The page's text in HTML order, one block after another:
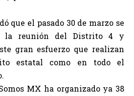
que el pasado 30 de marzo se
la reunión del Distrito 4 y
gran esfuerzo que realizan
estatal como en todo el
MX ha organizado ya 38